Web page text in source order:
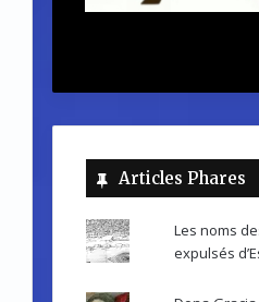
Articles Phares
Les noms
expulsés